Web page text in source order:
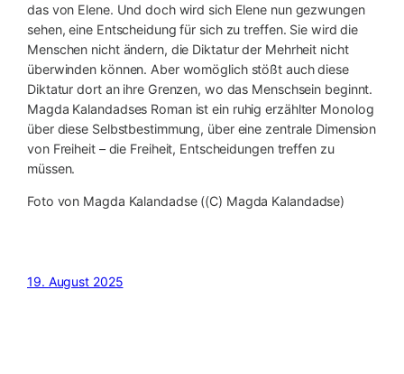
das von Elene. Und doch wird sich Elene nun gezwungen
sehen, eine Entscheidung für sich zu treffen. Sie wird die
Menschen nicht ändern, die Diktatur der Mehrheit nicht
überwinden können. Aber womöglich stößt auch diese
Diktatur dort an ihre Grenzen, wo das Menschsein beginnt.
Magda Kalandadses Roman ist ein ruhig erzählter Monolog
über diese Selbstbestimmung, über eine zentrale Dimension
von Freiheit – die Freiheit, Entscheidungen treffen zu
müssen.
Foto von Magda Kalandadse ((C) Magda Kalandadse)
19. August 2025